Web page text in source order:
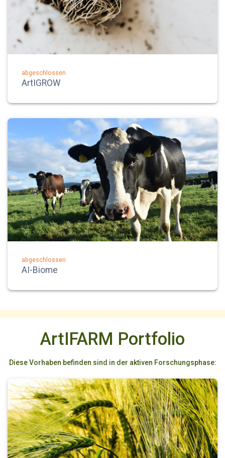
abgeschlossen
ArtIGROW
abgeschlossen
AI-Biome
ArtIFARM Portfolio
Diese Vorhaben befinden sind in der aktiven Forschungsphase: